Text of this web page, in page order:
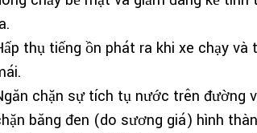
thụ tiếng ồn phát ra khi xe chạy
chặn sự tích tụ nước trên đường
băng đen (do sương giá) hình